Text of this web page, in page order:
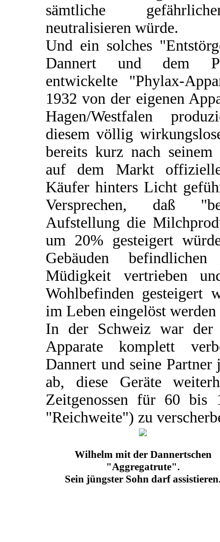
sämtliche
neutralisieren würde.
Und ein solches
Dannert und dem
entwickelte "Phylax-
1932 von der eigenen
Hagen/Westfalen
diesem völlig
bereits kurz nach seinem
auf dem Markt
Käufer hinters Licht
Versprechen, daß
Aufstellung die
um 20% gesteigert
Gebäuden
Müdigkeit vertrieben
Wohlbefinden gesteigert
im Leben eingelöst werden
In der Schweiz war der
Apparate komplett
Dannert und seine
ab, diese Geräte
Zeitgenossen für 60
"Reichweite") zu
Wilhelm mit der Dannertschen
"Aggregatrute".
Sein jüngster Sohn darf